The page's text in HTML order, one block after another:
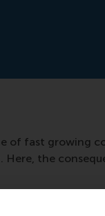
of fast growing
Here, the